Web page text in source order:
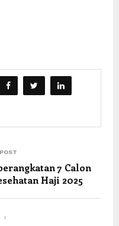
7 Calon
Haji 2025